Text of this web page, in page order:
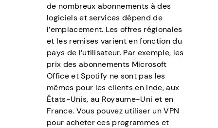
de nombreux abonnements à des
logiciels et services dépend de
l’emplacement. Les offres régionales
et les remises varient en fonction du
pays de l’utilisateur. Par exemple, les
prix des abonnements Microsoft
Office et Spotify ne sont pas les
mêmes pour les clients en Inde, aux
États-Unis, au Royaume-Uni et en
France. Vous pouvez utiliser un VPN
pour acheter ces programmes et